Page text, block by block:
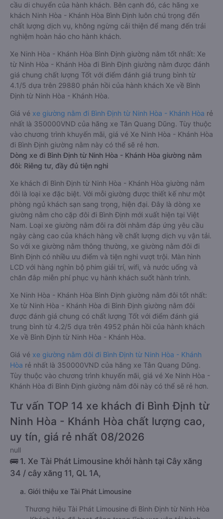
cầu di chuyển của hành khách. Bên cạnh đó, các hãng xe
khách Ninh Hòa - Khánh Hòa Bình Định luôn chú trọng đến
chất lượng dịch vụ, không ngừng cải thiện để mang đến trải
nghiệm hoàn hảo cho hành khách.
Xe Ninh Hòa - Khánh Hòa Bình Định giường nằm tốt nhất: Xe
từ Ninh Hòa - Khánh Hòa đi Bình Định giường nằm được đánh
giá chung chất lượng Tốt với điểm đánh giá trung bình từ
4.1/5 dựa trên 29880 phản hồi của hành khách Xe về Bình
Định từ Ninh Hòa - Khánh Hòa.
Giá vé xe giường nằm đi Bình Định từ Ninh Hòa - Khánh Hòa rẻ
nhất là 350000VND của hãng xe Tân Quang Dũng. Tùy thuộc
vào chương trình khuyến mãi, giá vé Xe Ninh Hòa - Khánh Hòa
đi Bình Định giường nằm này có thể sẽ rẻ hơn.
Dòng xe đi Bình Định từ Ninh Hòa - Khánh Hòa giường nằm
đôi: Riêng tư, đầy đủ tiện nghi
Xe khách đi Bình Định từ Ninh Hòa - Khánh Hòa giường nằm
đôi là loại xe đặc biệt. Với mỗi giường được thiết kế như một
phòng ngủ khách sạn sang trọng, hiện đại. Đây là dòng xe
giường nằm cho cặp đôi đi Bình Định mới xuất hiện tại Việt
Nam. Loại xe giường nằm đôi ra đời nhằm đáp ứng yêu cầu
ngày càng cao của khách hàng về chất lượng dịch vụ vận tải.
So với xe giường nằm thông thường, xe giường nằm đôi đi
Bình Định có nhiều ưu điểm và tiện nghi vượt trội. Màn hình
LCD với hàng nghìn bộ phim giải trí, wifi, và nước uống và
chăn đắp miễn phí phục vụ hành khách suốt hành trình.
Xe Ninh Hòa - Khánh Hòa Bình Định giường nằm đôi tốt nhất:
Xe từ Ninh Hòa - Khánh Hòa đi Bình Định giường nằm đôi
được đánh giá chung có chất lượng Tốt với điểm đánh giá
trung bình từ 4.2/5 dựa trên 4952 phản hồi của hành khách
Xe về Bình Định từ Ninh Hòa - Khánh Hòa.
Giá vé xe giường nằm đôi đi Bình Định từ Ninh Hòa - Khánh
Hòa rẻ nhất là 350000VND của hãng xe Tân Quang Dũng.
Tùy thuộc vào chương trình khuyến mãi, giá vé Xe Ninh Hòa -
Khánh Hòa đi Bình Định giường nằm đôi này có thể sẽ rẻ hơn.
Tư vấn TOP 14 xe khách đi Bình Định từ
Ninh Hòa - Khánh Hòa chất lượng cao,
uy tín, giá rẻ nhất 08/2026
null
🚌 1. Xe Tài Phát Limousine khởi hành tại Cây xăng
34 / cây xăng 11, QL 1A,
a. Giới thiệu xe Tài Phát Limousine
Thương hiệu Tài Phát Limousine đi Bình Định từ Ninh Hòa